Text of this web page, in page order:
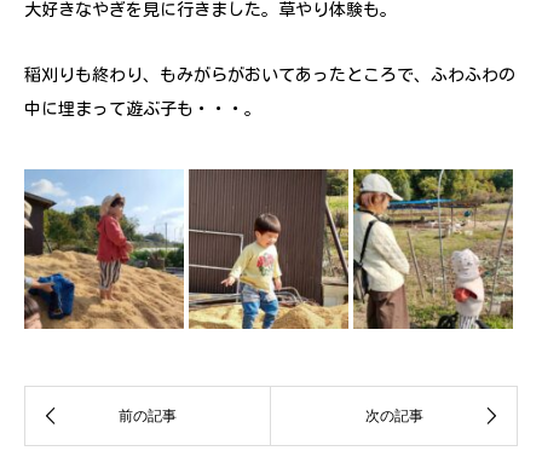
大好きなやぎを見に行きました。草やり体験も。
稲刈りも終わり、もみがらがおいてあったところで、ふわふわの
中に埋まって遊ぶ子も・・・。